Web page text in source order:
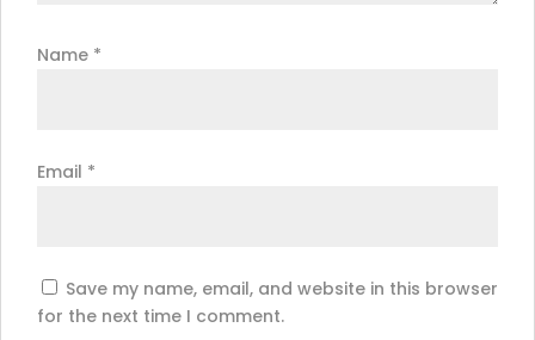
Name *
Email *
Save my name, email, and website in this browser
for the next time I comment.